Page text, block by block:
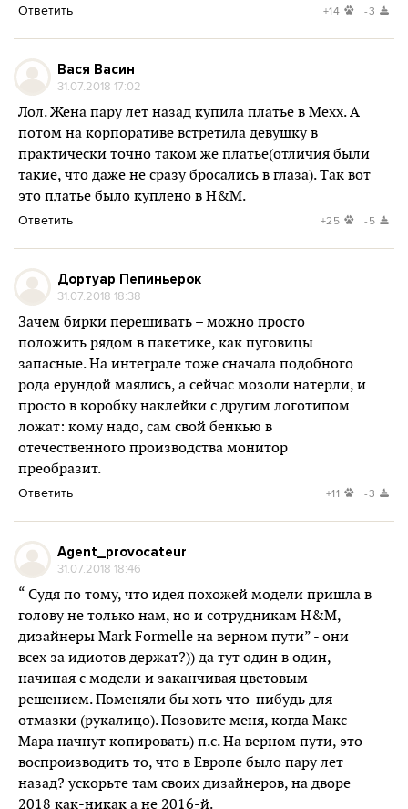
Ответить +14 -3
Вася Васин
31.07.2018 17:02
Лол. Жена пару лет назад купила платье в Mexx. А
потом на корпоративе встретила девушку в
практически точно таком же платье(отличия были
такие, что даже не сразу бросались в глаза). Так вот
это платье было куплено в H&M.
Ответить +25 -5
Дортуар Пепиньерок
31.07.2018 18:38
Зачем бирки перешивать – можно просто
положить рядом в пакетике, как пуговицы
запасные. На интеграле тоже сначала подобного
рода ерундой маялись, а сейчас мозоли натерли, и
просто в коробку наклейки с другим логотипом
ложат: кому надо, сам свой бенкью в
отечественного производства монитор
преобразит.
Ответить +11 -3
Agent_provocateur
31.07.2018 18:46
“ Судя по тому, что идея похожей модели пришла в
голову не только нам, но и сотрудникам H&M,
дизайнеры Mark Formelle на верном пути” - они
всех за идиотов держат?)) да тут один в один,
начиная с модели и заканчивая цветовым
решением. Поменяли бы хоть что-нибудь для
отмазки (рукалицо). Позовите меня, когда Макс
Мара начнут копировать) п.с. На верном пути, это
воспроизводить то, что в Европе было пару лет
назад? ускорьте там своих дизайнеров, на дворе
2018 как-никак а не 2016-й.